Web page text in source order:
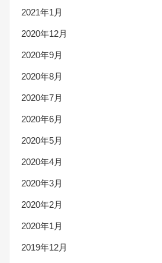
2021年1月
2020年12月
2020年9月
2020年8月
2020年7月
2020年6月
2020年5月
2020年4月
2020年3月
2020年2月
2020年1月
2019年12月